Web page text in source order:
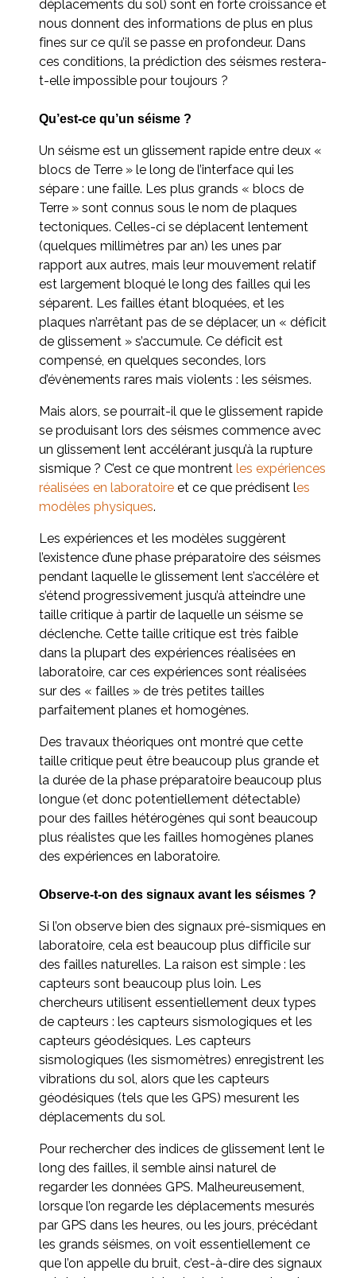
déplacements du sol) sont en forte croissance et
nous donnent des informations de plus en plus
fines sur ce qu’il se passe en profondeur. Dans
ces conditions, la prédiction des séismes restera-
t-elle impossible pour toujours ?
Qu’est-ce qu’un séisme ?
Un séisme est un glissement rapide entre deux «
blocs de Terre » le long de l’interface qui les
sépare : une faille. Les plus grands « blocs de
Terre » sont connus sous le nom de plaques
tectoniques. Celles-ci se déplacent lentement
(quelques millimètres par an) les unes par
rapport aux autres, mais leur mouvement relatif
est largement bloqué le long des failles qui les
séparent. Les failles étant bloquées, et les
plaques n’arrêtant pas de se déplacer, un « déficit
de glissement » s’accumule. Ce déficit est
compensé, en quelques secondes, lors
d’évènements rares mais violents : les séismes.
Mais alors, se pourrait-il que le glissement rapide
se produisant lors des séismes commence avec
un glissement lent accélérant jusqu’à la rupture
sismique ? C’est ce que montrent les expériences
réalisées en laboratoire et ce que prédisent les
modèles physiques.
Les expériences et les modèles suggèrent
l’existence d’une phase préparatoire des séismes
pendant laquelle le glissement lent s’accélère et
s’étend progressivement jusqu’à atteindre une
taille critique à partir de laquelle un séisme se
déclenche. Cette taille critique est très faible
dans la plupart des expériences réalisées en
laboratoire, car ces expériences sont réalisées
sur des « failles » de très petites tailles
parfaitement planes et homogènes.
Des travaux théoriques ont montré que cette
taille critique peut être beaucoup plus grande et
la durée de la phase préparatoire beaucoup plus
longue (et donc potentiellement détectable)
pour des failles hétérogènes qui sont beaucoup
plus réalistes que les failles homogènes planes
des expériences en laboratoire.
Observe-t-on des signaux avant les séismes ?
Si l’on observe bien des signaux pré-sismiques en
laboratoire, cela est beaucoup plus difficile sur
des failles naturelles. La raison est simple : les
capteurs sont beaucoup plus loin. Les
chercheurs utilisent essentiellement deux types
de capteurs : les capteurs sismologiques et les
capteurs géodésiques. Les capteurs
sismologiques (les sismomètres) enregistrent les
vibrations du sol, alors que les capteurs
géodésiques (tels que les GPS) mesurent les
déplacements du sol.
Pour rechercher des indices de glissement lent le
long des failles, il semble ainsi naturel de
regarder les données GPS. Malheureusement,
lorsque l’on regarde les déplacements mesurés
par GPS dans les heures, ou les jours, précédant
les grands séismes, on voit essentiellement ce
que l’on appelle du bruit, c’est-à-dire des signaux